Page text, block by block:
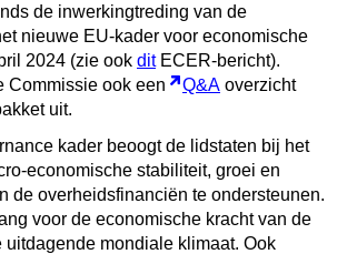
de inwerkingtreding van de
nieuwe EU-kader voor economische
2024 (zie ook ditECER-bericht).
Commissie ook een
Q&A overzicht
uit.
kader beoogt de lidstaten bij het
economische stabiliteit, groei en
de overheidsfinanciën te ondersteunen.
voor de economische kracht van de
uitdagende mondiale klimaat. Ook